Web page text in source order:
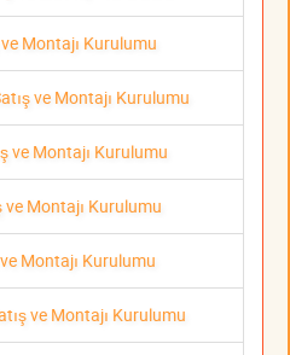
Montajı Kurulumu
ve Montajı Kurulumu
ve Montajı Kurulumu
ve Montajı Kurulumu
Montajı Kurulumu
ve Montajı Kurulumu